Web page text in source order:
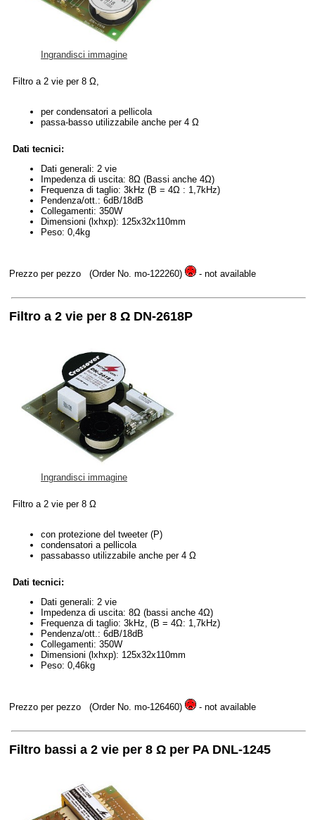
Ingrandisci immagine
Filtro a 2 vie per 8 Ω,
per condensatori a pellicola
passa-basso utilizzabile anche per 4 Ω
Dati tecnici:
Dati generali: 2 vie
Impedenza di uscita: 8Ω (Bassi anche 4Ω)
Frequenza di taglio: 3kHz (B = 4Ω : 1,7kHz)
Pendenza/ott.: 6dB/18dB
Collegamenti: 350W
Dimensioni (lxhxp): 125x32x110mm
Peso: 0,4kg
Prezzo per pezzo (Order No. mo-122260) - not available
Filtro a 2 vie per 8 Ω DN-2618P
Ingrandisci immagine
Filtro a 2 vie per 8 Ω
con protezione del tweeter (P)
condensatori a pellicola
passabasso utilizzabile anche per 4 Ω
Dati tecnici:
Dati generali: 2 vie
Impedenza di uscita: 8Ω (bassi anche 4Ω)
Frequenza di taglio: 3kHz, (B = 4Ω: 1,7kHz)
Pendenza/ott.: 6dB/18dB
Collegamenti: 350W
Dimensioni (lxhxp): 125x32x110mm
Peso: 0,46kg
Prezzo per pezzo (Order No. mo-126460) - not available
Filtro bassi a 2 vie per 8 Ω per PA DNL-1245